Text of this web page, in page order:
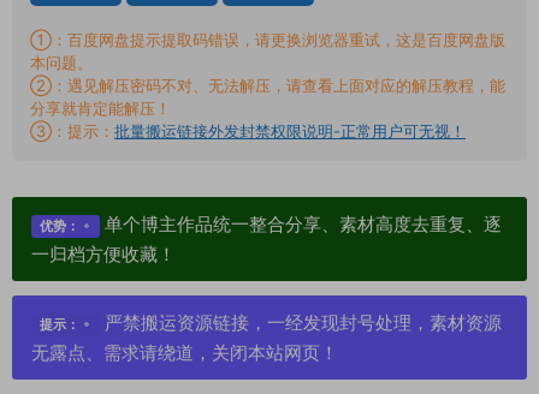
①：百度网盘提示提取码错误，请更换浏览器重试，这是百度网盘版
本问题。
②：遇见解压密码不对、无法解压，请查看上面对应的解压教程，能
分享就肯定能解压！
③：提示： 批量搬运链接外发封禁权限说明-正常用户可无视！
优势：
单个博主作品统一整合分享、素材高度去重复、逐
一归档方便收藏！
提示：
严禁搬运资源链接，一经发现封号处理，素材资源
无露点、需求请绕道，关闭本站网页！